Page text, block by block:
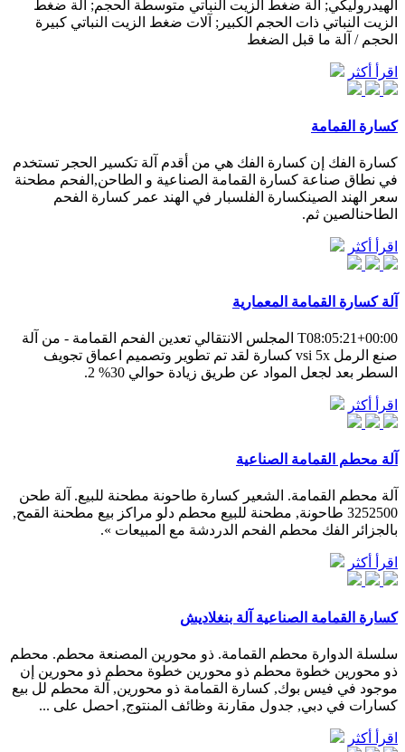
الهيدروليكي; آلة ضغط الزيت النباتي متوسطة الحجم; آلة ضغط
الزيت النباتي ذات الحجم الكبير; آلات ضغط الزيت النباتي كبيرة
الحجم / آلة ما قبل الضغط
اقرأ أكثر
كسارة القمامة
كسارة الفك إن كسارة الفك هي من أقدم آلة تكسير الحجر تستخدم
في نطاق صناعة كسارة القمامة الصناعية و الطاحن,الفحم مطحنة
سعر الهند الصينكسارة الفلسبار في الهند عمر كسارة الفحم
الطاحنالصين ثم.
اقرأ أكثر
آلة كسارة القمامة المعمارية
T08:05:21+00:00 المجلس الانتقالي تعدين الفحم القمامة - من آلة
صنع الرمل vsi 5x كسارة لقد تم تطوير وتصميم اعماق تجويف
السطر بعد لجعل المواد عن طريق زيادة حوالي 30% 2.
اقرأ أكثر
آلة محطم القمامة الصناعية
آلة محطم القمامة. الشعير كسارة طاحونة مطحنة للبيع. آلة طحن
3252500 طاحونة, مطحنة للبيع محطم دلو مراكز بيع مطحنة القمح,
بالجزائر الفك محطم الفحم الدردشة مع المبيعات ».
اقرأ أكثر
كسارة القمامة الصناعية آلة بنغلاديش
سلسلة الدوارة محطم القمامة. ذو محورين المصنعة محطم. محطم
ذو محورين خطوة محطم ذو محورين خطوة محطم ذو محورين إن
موجود في فيس بوك, كسارة القمامة ذو محورين, آلة محطم لل بيع
كسارات في دبي, جدول مقارنة وظائف المنتوج, احصل على ...
اقرأ أكثر